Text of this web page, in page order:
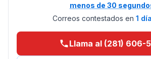
menos de 30
Correos contestados en 1
Llama al (281) 606-